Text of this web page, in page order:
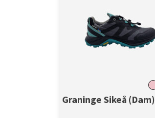
Graninge Sikeå (Dam)